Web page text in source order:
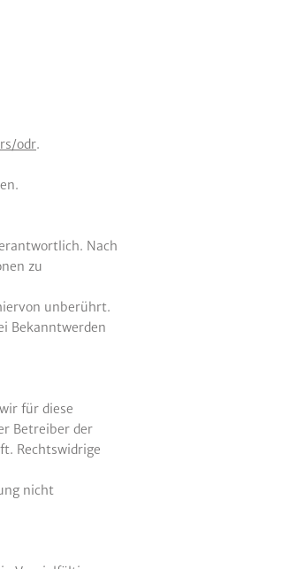
odr.
Nach
zu
unberührt.
Bekanntwerden
für diese
Betreiber der
Rechtswidrige
nicht